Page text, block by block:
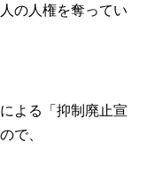
の人権を奪ってい
よる「抑制廃止宣
で、